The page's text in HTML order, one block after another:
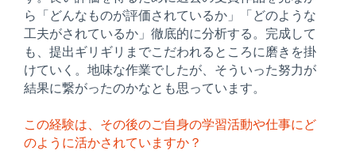
ら「どんなものが評価されているか」「どのような
工夫がされているか」徹底的に分析する。完成して
も、提出ギリギリまでこだわれるところに磨きを掛
けていく。地味な作業でしたが、そういった努力が
結果に繋がったのかなとも思っています。
この経験は、その後のご自身の学習活動や仕事にど
のように活かされていますか？